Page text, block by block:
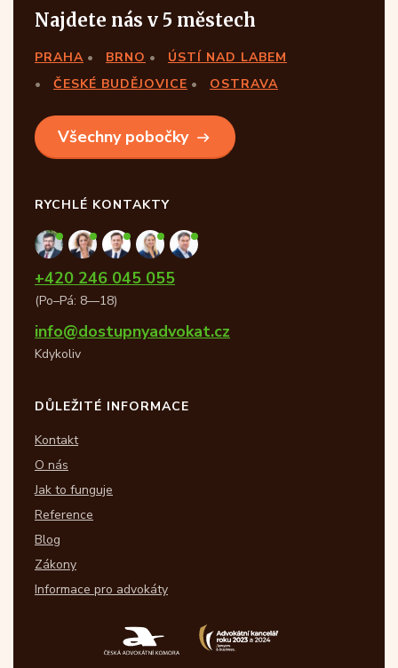
Najdete nás v 5 městech
PRAHA BRNO
ÚSTÍ NAD LABEM
ČESKÉ BUDĚJOVICE
OSTRAVA
Všechny pobočky
RYCHLÉ KONTAKTY
+420 246 045 055
(Po–Pá: 8—18)
info@dostupnyadvokat.cz
Kdykoliv
DŮLEŽITÉ INFORMACE
Kontakt
O nás
Jak to funguje
Reference
Blog
Zákony
Informace pro advokáty